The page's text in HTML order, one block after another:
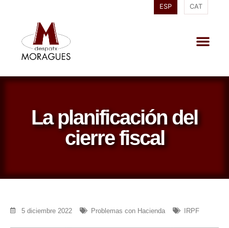
ESP CAT
La planificación del
cierre fiscal
5 diciembre 2022 Problemas con Hacienda IRPF